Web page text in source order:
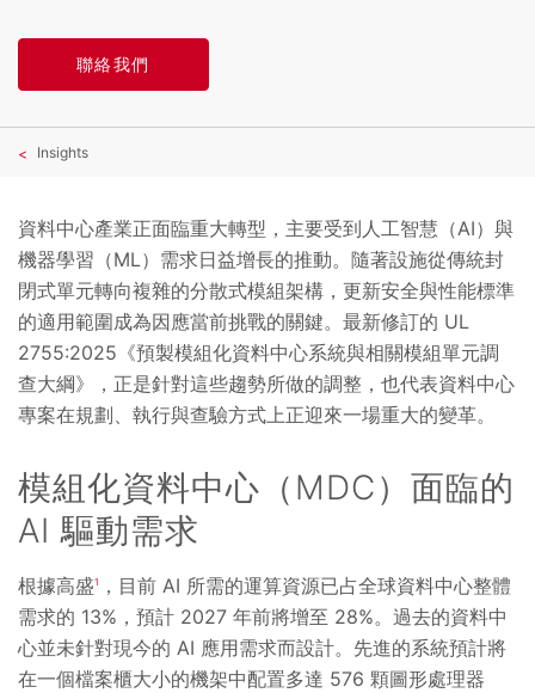
聯絡我們
Insights
資料中心產業正面臨重大轉型，主要受到人工智慧（AI）與
機器學習（ML）需求日益增長的推動。隨著設施從傳統封
閉式單元轉向複雜的分散式模組架構，更新安全與性能標準
的適用範圍成為因應當前挑戰的關鍵。最新修訂的 UL
2755:2025《預製模組化資料中心系統與相關模組單元調
查大綱》，正是針對這些趨勢所做的調整，也代表資料中心
專案在規劃、執行與查驗方式上正迎來一場重大的變革。
模組化資料中心（MDC）面臨的
AI 驅動需求
根據高盛1
，目前 AI 所需的運算資源已占全球資料中心整體
需求的 13%，預計 2027 年前將增至 28%。過去的資料中
心並未針對現今的 AI 應用需求而設計。先進的系統預計將
在一個檔案櫃大小的機架中配置多達 576 顆圖形處理器